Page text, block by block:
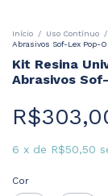
Início / Uso Contínuo /
Abrasivos Sof-Lex Pop-
Kit Resina
Abrasivos
6 x de R$50,50
Cor